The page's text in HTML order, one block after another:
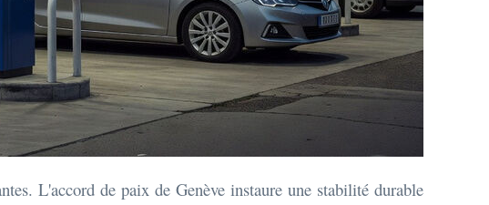
L'accord de paix de Genève instaure une stabilité durable